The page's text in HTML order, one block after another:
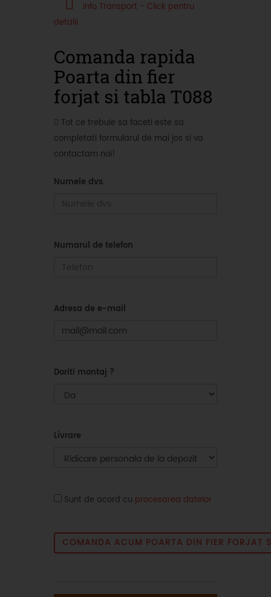
Info Transport - Click pentru
detalii
Comanda rapida
Poarta din fier
forjat si tabla T088
Tot ce trebuie sa faceti este sa
completati formularul de mai jos si va
contactam noi!
Numele dvs.
Numarul de telefon
Adresa de e-mail
Doriti montaj ?
Livrare
Sunt de acord cu procesarea datelor
COMANDA ACUM POARTA DIN FIER FORJAT